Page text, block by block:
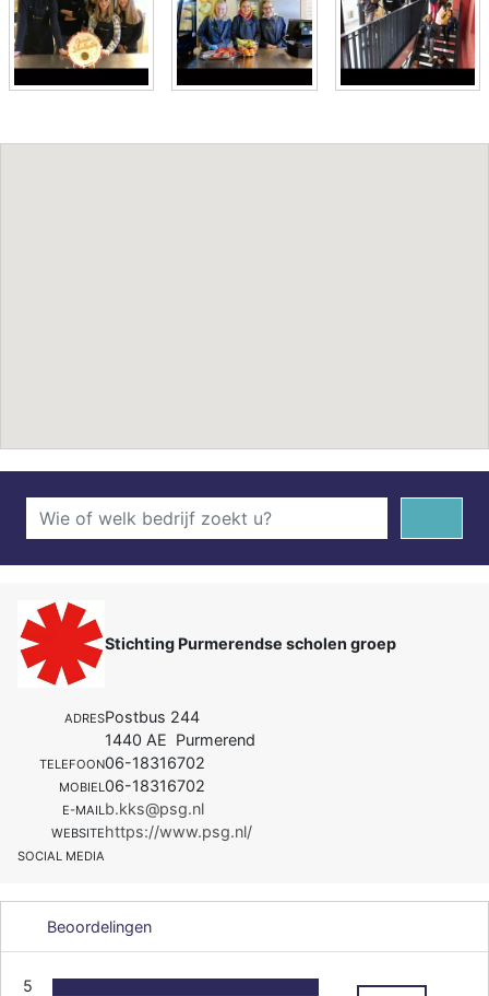
Stichting Purmerendse scholen groep
ADRESPostbus 244
1440 AE Purmerend
TELEFOON06-18316702
MOBIEL06-18316702
E-MAILb.kks@psg.nl
WEBSITEhttps://www.psg.nl/
SOCIAL MEDIA
Beoordelingen
5